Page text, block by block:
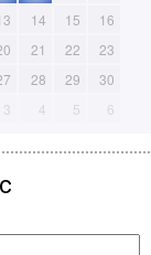
14 15
16
21 22
23
28 29
30
3 4 5 6